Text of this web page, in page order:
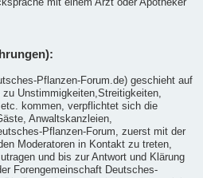
Pflanzen-Forum.de) geschieht auf
Unstimmigkeiten,Streitigkeiten,
kommen, verpflichtet sich die
Anwaltskanzleien,
Pflanzen-Forum, zuerst mit der
Moderatoren in Kontakt zu treten,
und bis zur Antwort und Klärung
Forengemeinschaft Deutsches-